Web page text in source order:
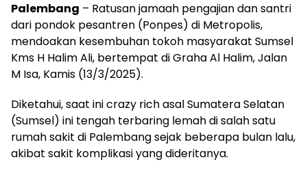
Palembang – Ratusan jamaah pengajian dan santri
dari pondok pesantren (Ponpes) di Metropolis,
mendoakan kesembuhan tokoh masyarakat Sumsel
Kms H Halim Ali, bertempat di Graha Al Halim, Jalan
M Isa, Kamis (13/3/2025).
Diketahui, saat ini crazy rich asal Sumatera Selatan
(Sumsel) ini tengah terbaring lemah di salah satu
rumah sakit di Palembang sejak beberapa bulan lalu,
akibat sakit komplikasi yang dideritanya.